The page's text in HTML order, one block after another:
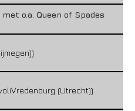
o.a. Queen of Spades
(Utrecht))